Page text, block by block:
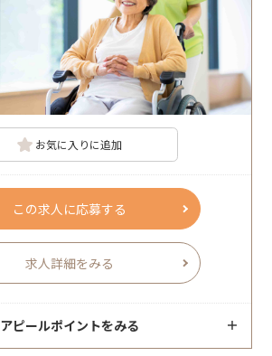
お気に入りに追加
この求人に応募する
求人詳細をみる
アピールポイントをみる